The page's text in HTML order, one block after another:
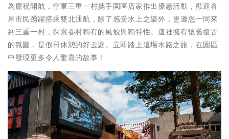
為慶祝開航，空軍三重一村攜手園區店家推出優惠活動，歡迎各
界市民踴躍搭乘雙北通航，除了感受水上之樂外，更邀您一同來
到三重一村，探索眷村獨有的風貌與獨特性。這裡擁有懷舊復古
的氛圍，是假日休憩的好去處。立即踏上這場水路之旅，在園區
中發現更多令人驚喜的故事！